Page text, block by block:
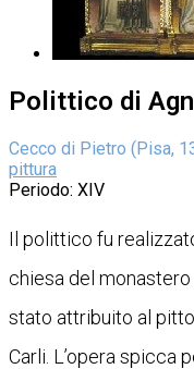
Polittico di
Cecco di Pietro (Pisa,
pittura
Periodo: XIV
Il polittico fu
chiesa del
stato attribuito al
Carli. L’opera spicca